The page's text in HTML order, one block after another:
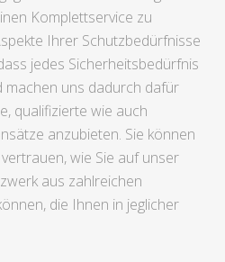
Komplettservice zu
Ihrer Schutzbedürfnisse
jedes Sicherheitsbedürfnis
uns dadurch dafür
qualifizierte wie auch
anzubieten. Sie können
wie Sie auf unser
aus zahlreichen
die Ihnen in jeglicher